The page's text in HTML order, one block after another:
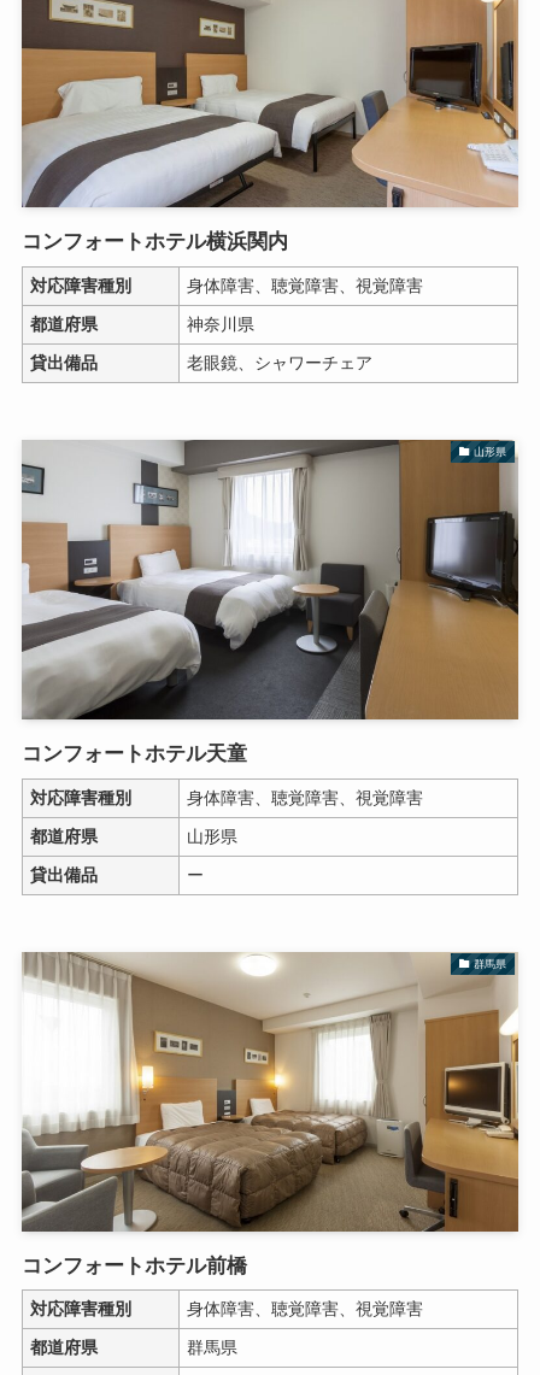
コンフォートホテル横浜関内
対応障害種別
身体障害、聴覚障害、視覚障害
都道府県
神奈川県
貸出備品
老眼鏡、シャワーチェア
山形県
コンフォートホテル天童
対応障害種別
身体障害、聴覚障害、視覚障害
都道府県
山形県
貸出備品
ー
群馬県
コンフォートホテル前橋
対応障害種別
身体障害、聴覚障害、視覚障害
都道府県
群馬県